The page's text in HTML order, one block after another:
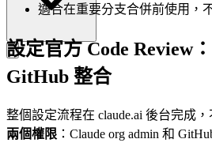
適合在重要分支合併前使用，
設定官方 Code Review
GitHub 整合
整個設定流程在 claude.ai 後台完成
兩個權限 ：Claude org admin 和